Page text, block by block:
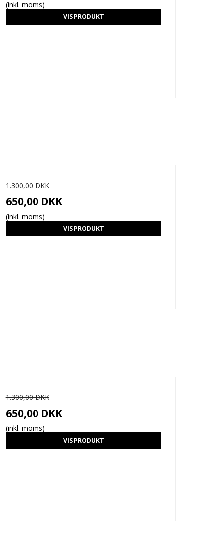
(inkl. moms)
VIS PRODUKT
1.300,00 DKK
650,00 DKK
(inkl. moms)
VIS PRODUKT
1.300,00 DKK
650,00 DKK
(inkl. moms)
VIS PRODUKT